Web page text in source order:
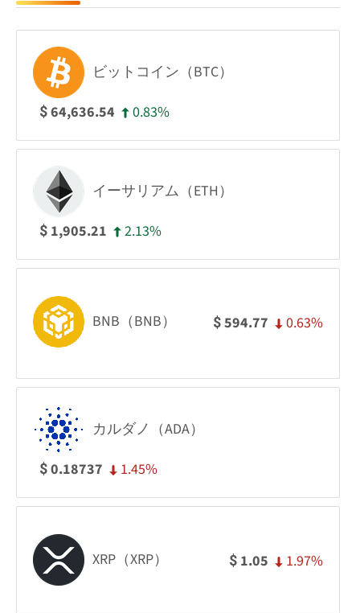
ビットコイン（BTC）
$64,636.54 0.83%
イーサリアム（ETH）
$ 1,905.21 2.13%
BNB（BNB） $594.77 0.63%
カルダノ（ADA）
$0.18737 1.45%
XRP（XRP） $ 1.05 1.97%